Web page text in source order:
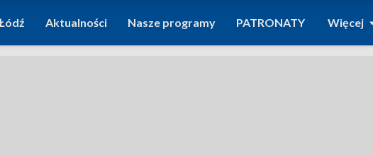
Aktualności Nasze programy PATRONATY Więcej